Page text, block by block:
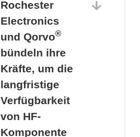
Rochester
Electronics
und Qorvo®
bündeln ihre
Kräfte, um die
langfristige
Verfügbarkeit
von HF-
Komponente